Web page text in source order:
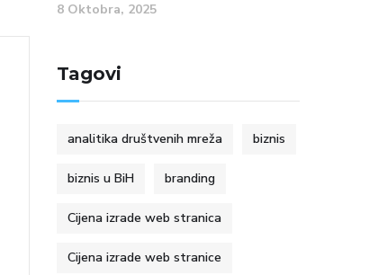
8 Oktobra, 2025
Tagovi
analitika društvenih mreža biznis
biznis u BiH branding
Cijena izrade web stranica
Cijena izrade web stranice